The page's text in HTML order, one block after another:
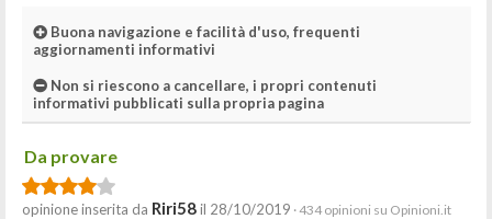
Buona navigazione e facilità d'uso, frequenti
aggiornamenti informativi
Non si riescono a cancellare, i propri contenuti
informativi pubblicati sulla propria pagina
Da provare
opinione inserita da Riri58il 28/10/2019 · 434 opinioni su Opinioni.it